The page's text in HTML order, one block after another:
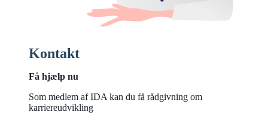
Kontakt
Få hjælp nu
Som medlem af IDA kan du få rådgivning om
karriereudvikling